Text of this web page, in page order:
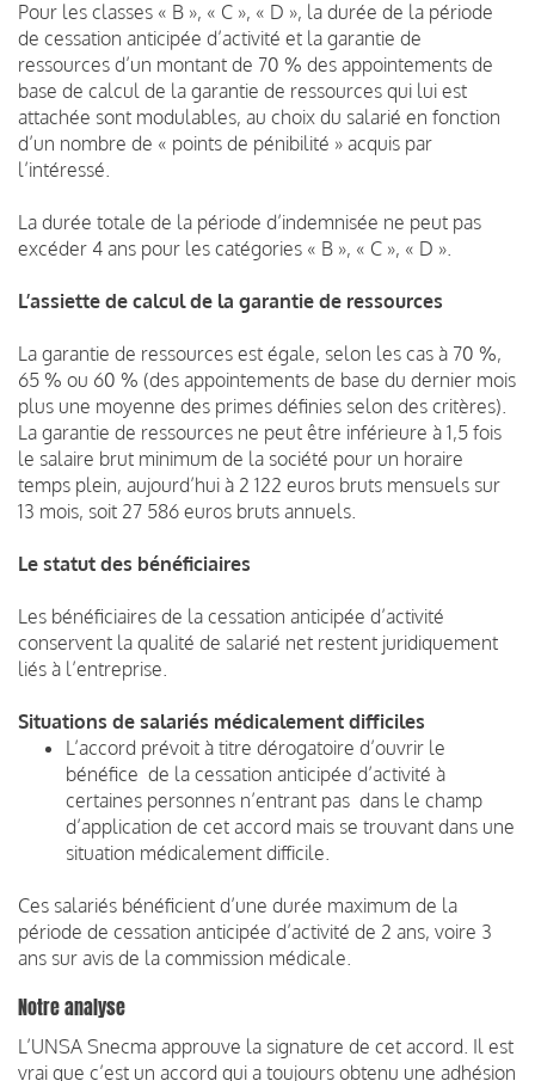
Pour les classes « B », « C », « D », la durée de la période
de cessation anticipée d’activité et la garantie de
ressources d’un montant de 70 % des appointements de
base de calcul de la garantie de ressources qui lui est
attachée sont modulables, au choix du salarié en fonction
d’un nombre de « points de pénibilité » acquis par
l’intéressé.
La durée totale de la période d’indemnisée ne peut pas
excéder 4 ans pour les catégories « B », « C », « D ».
L’assiette de calcul de la garantie de ressources
La garantie de ressources est égale, selon les cas à 70 %,
65 % ou 60 % (des appointements de base du dernier mois
plus une moyenne des primes définies selon des critères).
La garantie de ressources ne peut être inférieure à 1,5 fois
le salaire brut minimum de la société pour un horaire
temps plein, aujourd’hui à 2 122 euros bruts mensuels sur
13 mois, soit 27 586 euros bruts annuels.
Le statut des bénéficiaires
Les bénéficiaires de la cessation anticipée d’activité
conservent la qualité de salarié net restent juridiquement
liés à l’entreprise.
Situations de salariés médicalement difficiles
L’accord prévoit à titre dérogatoire d’ouvrir le
bénéfice de la cessation anticipée d’activité à
certaines personnes n’entrant pas dans le champ
d’application de cet accord mais se trouvant dans une
situation médicalement difficile.
Ces salariés bénéficient d’une durée maximum de la
période de cessation anticipée d’activité de 2 ans, voire 3
ans sur avis de la commission médicale.
Notre analyse
L’UNSA Snecma approuve la signature de cet accord. Il est
vrai que c’est un accord qui a toujours obtenu une adhésion